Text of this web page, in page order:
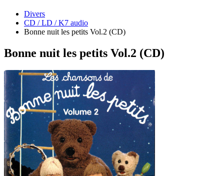
Divers
CD / LD / K7 audio
Bonne nuit les petits Vol.2 (CD)
Bonne nuit les petits Vol.2 (CD)